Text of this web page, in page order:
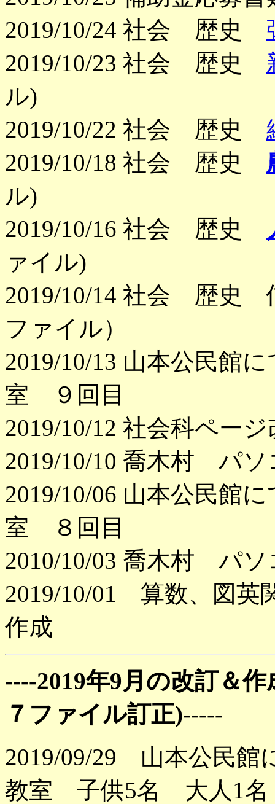
2019/10/24 社会 歴史
2019/10/23 社会 歴史
ル)
2019/10/22 社会 歴史
2019/10/18 社会 歴史
ル)
2019/10/16 社会 歴史
ァイル)
2019/10/14 社会 歴史
ファイル）
2019/10/13 山本公民館
室 ９回目
2019/10/12 社会科ペー
2019/10/10 喬木村 パ
2019/10/06 山本公民館
室 ８回目
2010/10/03 喬木村 パ
2019/10/01 算数、図英
作成
----2019年9月の改訂＆
７ファイル訂正)-----
2019/09/29 山本公民
教室 子供5名 大人1